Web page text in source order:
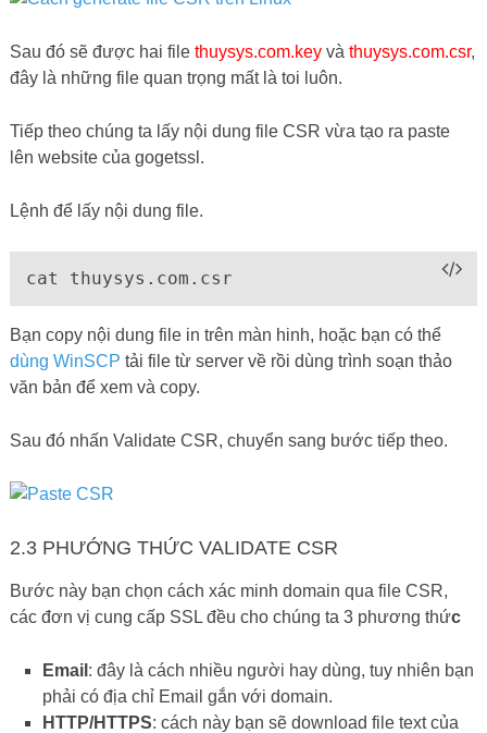
Sau đó sẽ được hai file thuysys.com.keyvà thuysys.com.csr,
đây là những file quan trọng mất là toi luôn.
Tiếp theo chúng ta lấy nội dung file CSR vừa tạo ra paste
lên website của gogetssl.
Lệnh để lấy nội dung file.
cat thuysys.com.csr
Bạn copy nội dung file in trên màn hinh, hoặc bạn có thể
dùng WinSCP tải file từ server về rồi dùng trình soạn thảo
văn bản để xem và copy.
Sau đó nhấn Validate CSR, chuyển sang bước tiếp theo.
2.3 PHƯỚNG THỨC VALIDATE CSR
Bước này bạn chọn cách xác minh domain qua file CSR,
các đơn vị cung cấp SSL đều cho chúng ta 3 phương thức
Email : đây là cách nhiều người hay dùng, tuy nhiên bạn
phải có địa chỉ Email gắn với domain.
HTTP/HTTPS: cách này bạn sẽ download file text của